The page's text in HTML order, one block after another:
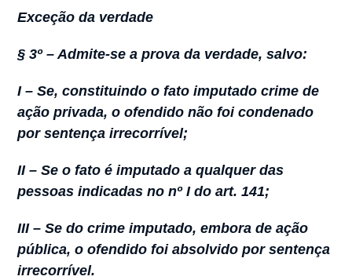
Exceção da verdade
§ 3º – Admite-se a prova da verdade, salvo:
I – Se, constituindo o fato imputado crime de
ação privada, o ofendido não foi condenado
por sentença irrecorrível;
II – Se o fato é imputado a qualquer das
pessoas indicadas no nº I do art. 141;
III – Se do crime imputado, embora de ação
pública, o ofendido foi absolvido por sentença
irrecorrível.